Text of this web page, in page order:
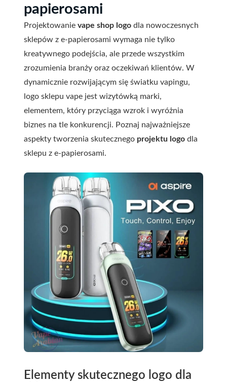
papierosami
Projektowanie vape shop logo dla nowoczesnych
sklepów z e-papierosami wymaga nie tylko
kreatywnego podejścia, ale przede wszystkim
zrozumienia branży oraz oczekiwań klientów. W
dynamicznie rozwijającym się światku vapingu,
logo sklepu vape jest wizytówką marki,
elementem, który przyciąga wzrok i wyróżnia
biznes na tle konkurencji. Poznaj najważniejsze
aspekty tworzenia skutecznego projektu logo dla
sklepu z e-papierosami.
Elementy skutecznego logo dla